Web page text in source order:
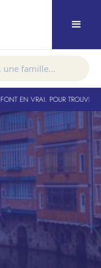
EN VRAI. POUR TROUVER